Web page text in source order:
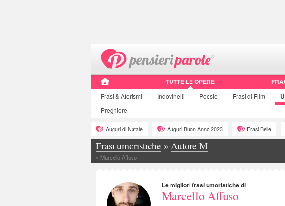
TUTTE LE OPERE
Frasi & Aforismi Indovinelli Poesie Frasi di Film
Preghiere
Auguri di Natale Auguri Buon Anno 2023 Frasi Belle
Frasi umoristiche » Autore M
» Marcello Affuso
Le migliori frasi umoristiche di
Marcello Affuso